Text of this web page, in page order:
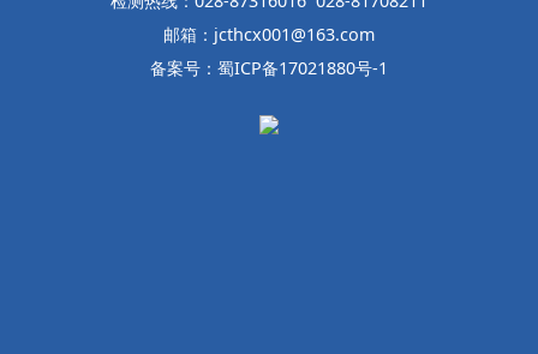
邮箱：jcthcx001@163.com
备案号：蜀ICP备17021880号-1